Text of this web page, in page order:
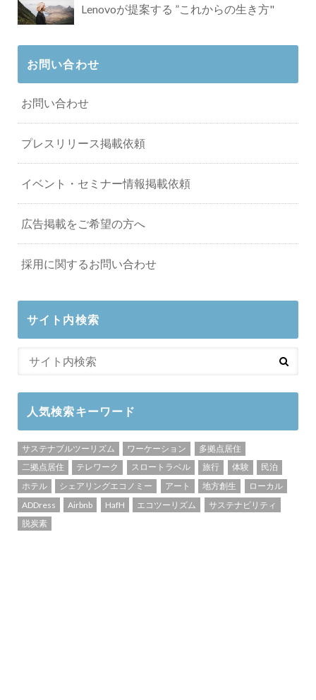
Lenovoが提案する ”これからの生き方"
お問い合わせ
お問い合わせ
プレスリリース掲載依頼
イベント・セミナー情報掲載依頼
広告掲載をご希望の方へ
採用に関するお問い合わせ
サイト内検索
人気検索キーワード
サステナブルツーリズム ワーケーション
多拠点居住
二拠点居住
テレワーク スロートラベル 旅行 体験
民泊
ホテル
シェアリングエコノミー アート 地方創生
ローカル
ADDress
Airbnb HafH エコツーリズム
サステナビリティ
脱炭素